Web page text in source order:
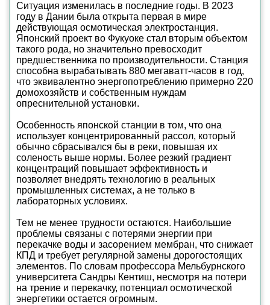
Ситуация изменилась в последние годы. В 2023
году в Дании была открыта первая в мире
действующая осмотическая электростанция.
Японский проект во Фукуоке стал вторым объектом
такого рода, но значительно превосходит
предшественника по производительности. Станция
способна вырабатывать 880 мегаватт-часов в год,
что эквивалентно энергопотреблению примерно 220
домохозяйств и собственным нуждам
опреснительной установки.
Особенность японской станции в том, что она
использует концентрированный рассол, который
обычно сбрасывался бы в реки, повышая их
соленость выше нормы. Более резкий градиент
концентраций повышает эффективность и
позволяет внедрять технологию в реальных
промышленных системах, а не только в
лабораторных условиях.
Тем не менее трудности остаются. Наибольшие
проблемы связаны с потерями энергии при
перекачке воды и засорением мембран, что снижает
КПД и требует регулярной замены дорогостоящих
элементов. По словам профессора Мельбурнского
университета Сандры Кентиш, несмотря на потери
на трение и перекачку, потенциал осмотической
энергетики остается огромным.